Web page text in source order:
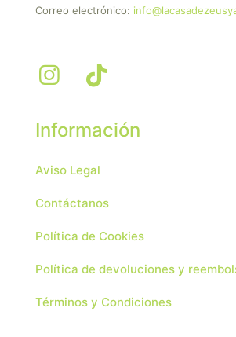
Correo electrónico:
Información
Aviso Legal
Contáctanos
Política de Cookies
Política de devoluciones y
Términos y Condiciones